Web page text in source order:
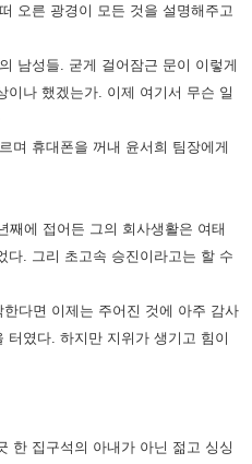
오른 광경이 모든 것을 설명해주고
남성들. 굳게 걸어잠근 문이 이렇게
이나 했겠는가. 이제 여기서 무슨 일
며 휴대폰을 꺼내 윤서희 팀장에게
째에 접어든 그의 회사생활은 여태
다. 그리 초고속 승진이라고는 할 수
다면 이제는 주어진 것에 아주 감사
터였다. 하지만 지위가 생기고 힘이
한 집구석의 아내가 아닌 젊고 싱싱